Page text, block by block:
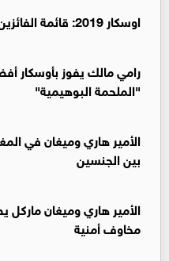
اوسكار 2019: قائمة الفائزين بجوائز اوسكار الـ91
رامي مالك يفوز بأوسكار
"الملحمة البوهيمية"
الأمير هاري وميغان في
بين الجنسين
الأمير هاري وميغان
مخاوف أمنية